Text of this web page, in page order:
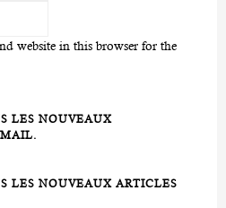
website in this browser for the
LES NOUVEAUX
LES NOUVEAUX ARTICLES